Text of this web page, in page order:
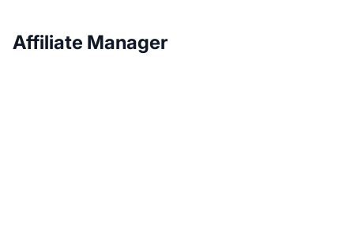
Affiliate Manager